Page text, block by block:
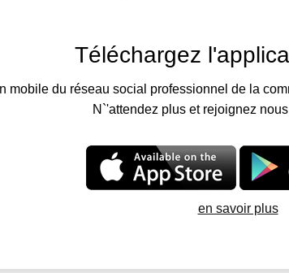
Téléchargez
mobile du réseau social professionnel de la
N`'attendez plus et rejoignez
en savoir plus